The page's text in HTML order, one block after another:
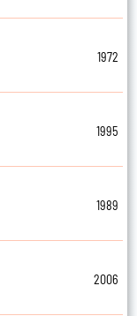
1972
1995
1989
2006